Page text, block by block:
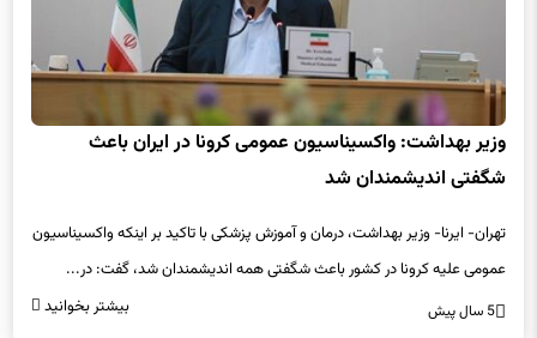
وزیر بهداشت: واکسیناسیون عمومی کرونا در ایران باعث
شگفتی اندیشمندان شد
عمومی علیه کرونا در کشور باعث شگفتی همه اندیشمندان شد، گفت: در...
5 سال پیش بیشتر بخوانید